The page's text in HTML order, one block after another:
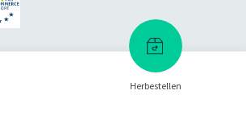
Herbestellen